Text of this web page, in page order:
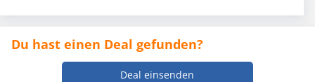
Du hast einen Deal gefunden?
Deal einsenden